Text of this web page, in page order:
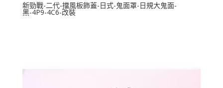
新勁戰-二代-擋風板飾蓋-日式-鬼面罩-日規大鬼面-
黑-4P9-4C6-改裝